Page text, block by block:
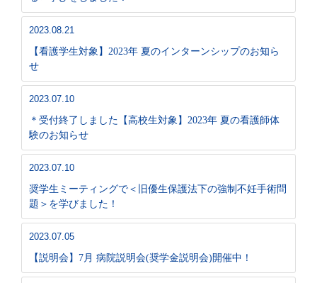
2023.08.21
【看護学生対象】2023年 夏のインターンシップのお知ら
せ
2023.07.10
＊受付終了しました【高校生対象】2023年 夏の看護師体
験のお知らせ
2023.07.10
奨学生ミーティングで＜旧優生保護法下の強制不妊手術問
題＞を学びました！
2023.07.05
【説明会】7月 病院説明会(奨学金説明会)開催中！